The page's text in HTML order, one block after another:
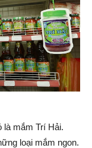
là mắm Trí Hải.
loại mắm ngon.